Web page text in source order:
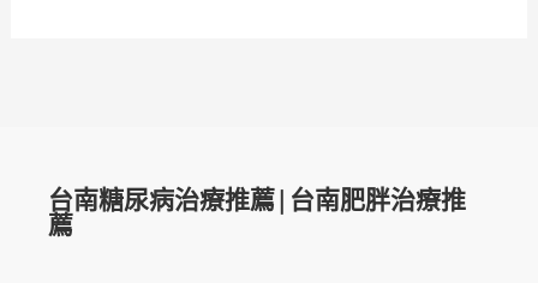
台南糖尿病治療推薦|台南肥胖治療推
薦